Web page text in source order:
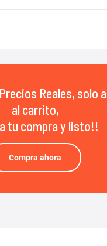
Reales, solo
al carrito,
tu compra y listo!!
Compra ahora